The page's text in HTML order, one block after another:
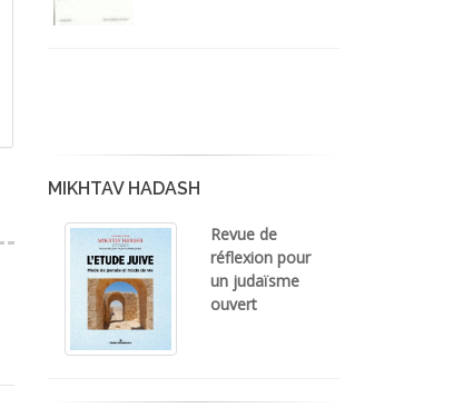
MIKHTAV HADASH
Revue de
réflexion pour
un judaïsme
ouvert